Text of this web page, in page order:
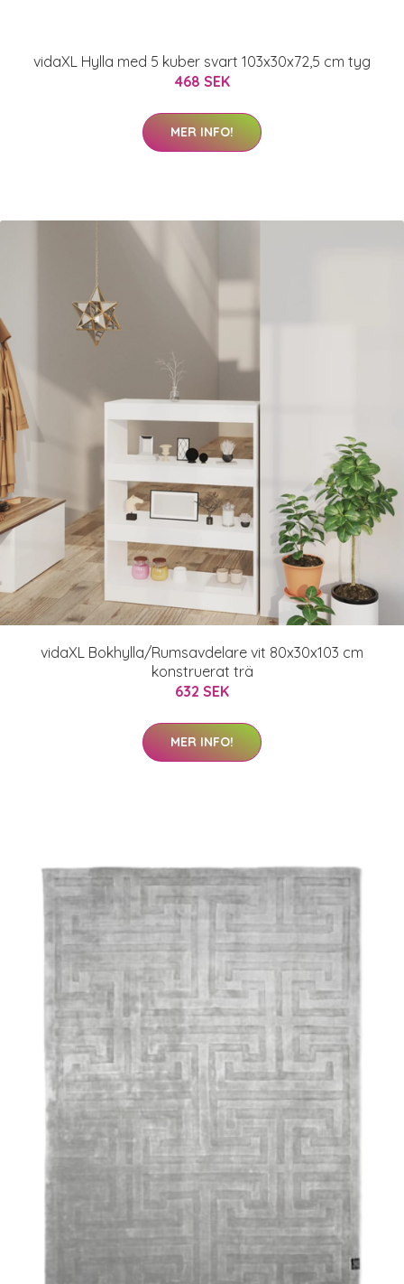
vidaXL Hylla med 5 kuber svart 103x30x72,5 cm tyg
468 SEK
MER INFO!
vidaXL Bokhylla/Rumsavdelare vit 80x30x103 cm
konstruerat trä
632 SEK
MER INFO!